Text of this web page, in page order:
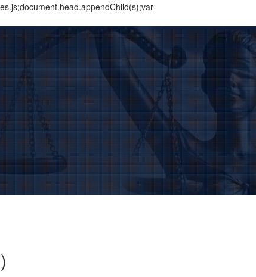
BUSCAR
Home
Institucional
Área de Atuação
Treinamentos